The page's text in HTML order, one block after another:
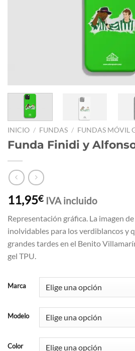
INICIO / FUNDAS / FUNDAS MÓVIL
Funda Finidi y
11,95€ IVA incluido
Representación gráfica. La imagen
inolvidables para los verdiblancos y
grandes tardes en el Benito
gel TPU.
Marca
Modelo
Color